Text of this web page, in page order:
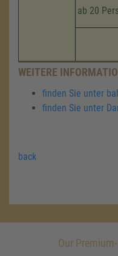
ab 20
WEITERE
finden Sie unter
finden Sie unter
back
Our